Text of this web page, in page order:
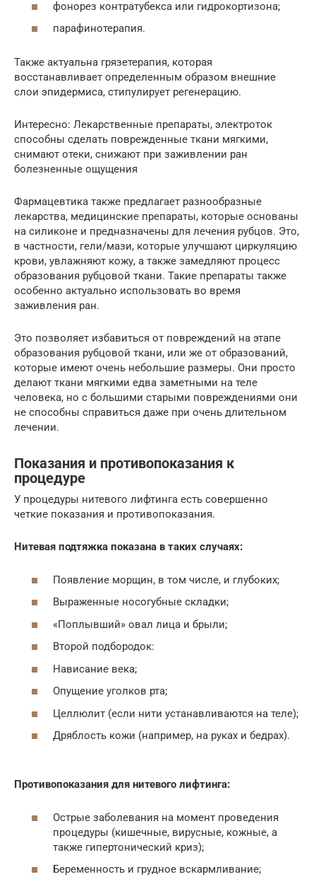
фонорез контратубекса или гидрокортизона;
парафинотерапия.
Также актуальна грязетерапия, которая
восстанавливает определенным образом внешние
слои эпидермиса, стипулирует регенерацию.
Интересно: Лекарственные препараты, электроток
способны сделать поврежденные ткани мягкими,
снимают отеки, снижают при заживлении ран
болезненные ощущения
Фармацевтика также предлагает разнообразные
лекарства, медицинские препараты, которые основаны
на силиконе и предназначены для лечения рубцов. Это,
в частности, гели/мази, которые улучшают циркуляцию
крови, увлажняют кожу, а также замедляют процесс
образования рубцовой ткани. Такие препараты также
особенно актуально использовать во время
заживления ран.
Это позволяет избавиться от повреждений на этапе
образования рубцовой ткани, или же от образований,
которые имеют очень небольшие размеры. Они просто
делают ткани мягкими едва заметными на теле
человека, но с большими старыми повреждениями они
не способны справиться даже при очень длительном
лечении.
Показания и противопоказания к
процедуре
У процедуры нитевого лифтинга есть совершенно
четкие показания и противопоказания.
Нитевая подтяжка показана в таких случаях:
Появление морщин, в том числе, и глубоких;
Выраженные носогубные складки;
«Поплывший» овал лица и брыли;
Второй подбородок:
Нависание века;
Опущение уголков рта;
Целлюлит (если нити устанавливаются на теле);
Дряблость кожи (например, на руках и бедрах).
Противопоказания для нитевого лифтинга:
Острые заболевания на момент проведения
процедуры (кишечные, вирусные, кожные, а
также гипертонический криз);
Беременность и грудное вскармливание;